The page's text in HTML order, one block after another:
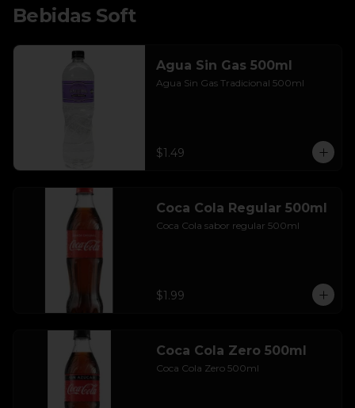
Bebidas Soft
Agua Sin Gas 500ml
Agua Sin Gas Tradicional 500ml
$1.49
Coca Cola Regular 500ml
Coca Cola sabor regular 500ml
$1.99
Coca Cola Zero 500ml
Coca Cola Zero 500ml